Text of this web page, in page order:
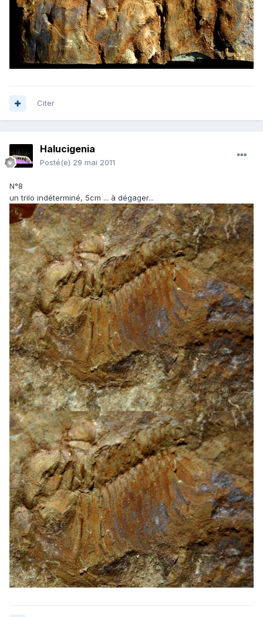
Citer
Halucigenia
Posté(e) 29 mai 2011
N°8
un trilo indéterminé, 5cm ... à dégager...